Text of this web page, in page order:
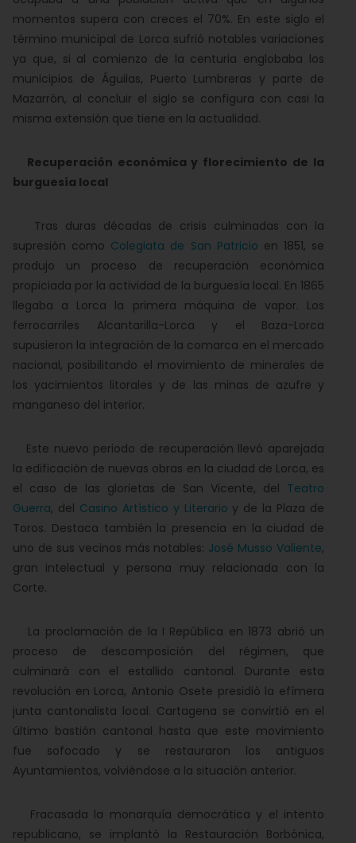
momentos supera con creces el 70%. En este siglo el
término municipal de Lorca sufrió notables variaciones
ya que, si al comienzo de la centuria englobaba los
municipios de Águilas, Puerto Lumbreras y parte de
Mazarrón, al concluir el siglo se configura con casi la
misma extensión que tiene en la actualidad.
Recuperación económica y florecimiento de la
burguesía local
Tras duras décadas de crisis culminadas con la
supresión como Colegiata de San Patricio en 1851, se
produjo un proceso de recuperación económica
propiciada por la actividad de la burguesía local. En 1865
llegaba a Lorca la primera máquina de vapor. Los
ferrocarriles Alcantarilla-Lorca y el Baza-Lorca
supusieron la integración de la comarca en el mercado
nacional, posibilitando el movimiento de minerales de
los yacimientos litorales y de las minas de azufre y
manganeso del interior.
Este nuevo periodo de recuperación llevó aparejada
la edificación de nuevas obras en la ciudad de Lorca, es
el caso de las glorietas de San Vicente, del Teatro
Guerra, del Casino Artístico y Literario y de la Plaza de
Toros. Destaca también la presencia en la ciudad de
uno de sus vecinos más notables: José Musso Valiente,
gran intelectual y persona muy relacionada con la
Corte.
La proclamación de la I República en 1873 abrió un
proceso de descomposición del régimen, que
culminará con el estallido cantonal. Durante esta
revolución en Lorca, Antonio Osete presidió la efímera
junta cantonalista local. Cartagena se convirtió en el
último bastión cantonal hasta que este movimiento
fue sofocado y se restauraron los antiguos
Ayuntamientos, volviéndose a la situación anterior.
Fracasada la monarquía democrática y el intento
republicano, se implantó la Restauración Borbónica,